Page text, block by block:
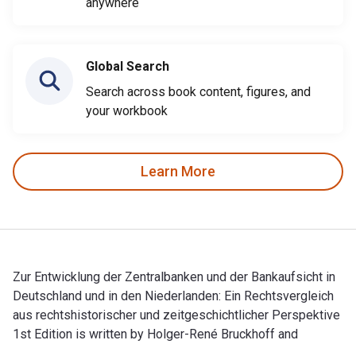
Global Search
Search across book content, figures, and
your workbook
Learn More
Zur Entwicklung der Zentralbanken und der Bankaufsicht in
Deutschland und in den Niederlanden: Ein Rechtsvergleich
aus rechtshistorischer und zeitgeschichtlicher Perspektive
1st Edition is written by Holger-René Bruckhoff and